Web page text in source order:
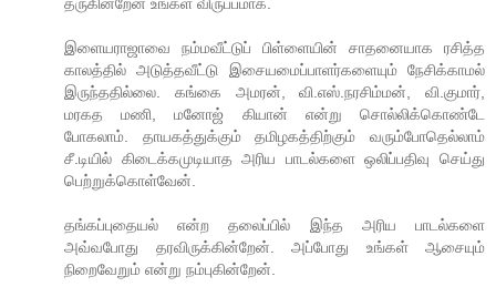
இளையராஜாவை நம்மவீட்டுப் பிள்ளையின் சாதனையாக ரசித்த
காலத்தில் அடுத்தவீட்டு இசையமைப்பாளர்களையும் நேசிக்காமல்
இருந்ததில்லை. கங்கை அமரன், வி.எஸ்.நரசிம்மன், வி.குமார்,
மரகத மணி, மனோஜ் கியான் என்று சொல்லிக்கொண்டே
போகலாம். தாயகத்துக்கும் தமிழகத்திற்கும் வரும்போதெல்லாம்
சீ.டியில் கிடைக்கமுடியாத அரிய பாடல்களை ஒலிப்பதிவு செய்து
பெற்றுக்கொள்வேன்.
தங்கப்புதையல் என்ற தலைப்பில் இந்த அரிய பாடல்களை
அவ்வபோது தரவிருக்கின்றேன். அப்போது உங்கள் ஆசையும்
நிறைவேறும் என்று நம்புகின்றேன்.